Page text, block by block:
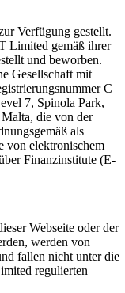
Verfügung gestellt.
Limited gemäß ihrer
und beworben.
Gesellschaft mit
C
7, Spinola Park,
die von der
als
von elektronischem
Finanzinstitute (E-
Webseite oder der
werden von
fallen nicht unter die
regulierten